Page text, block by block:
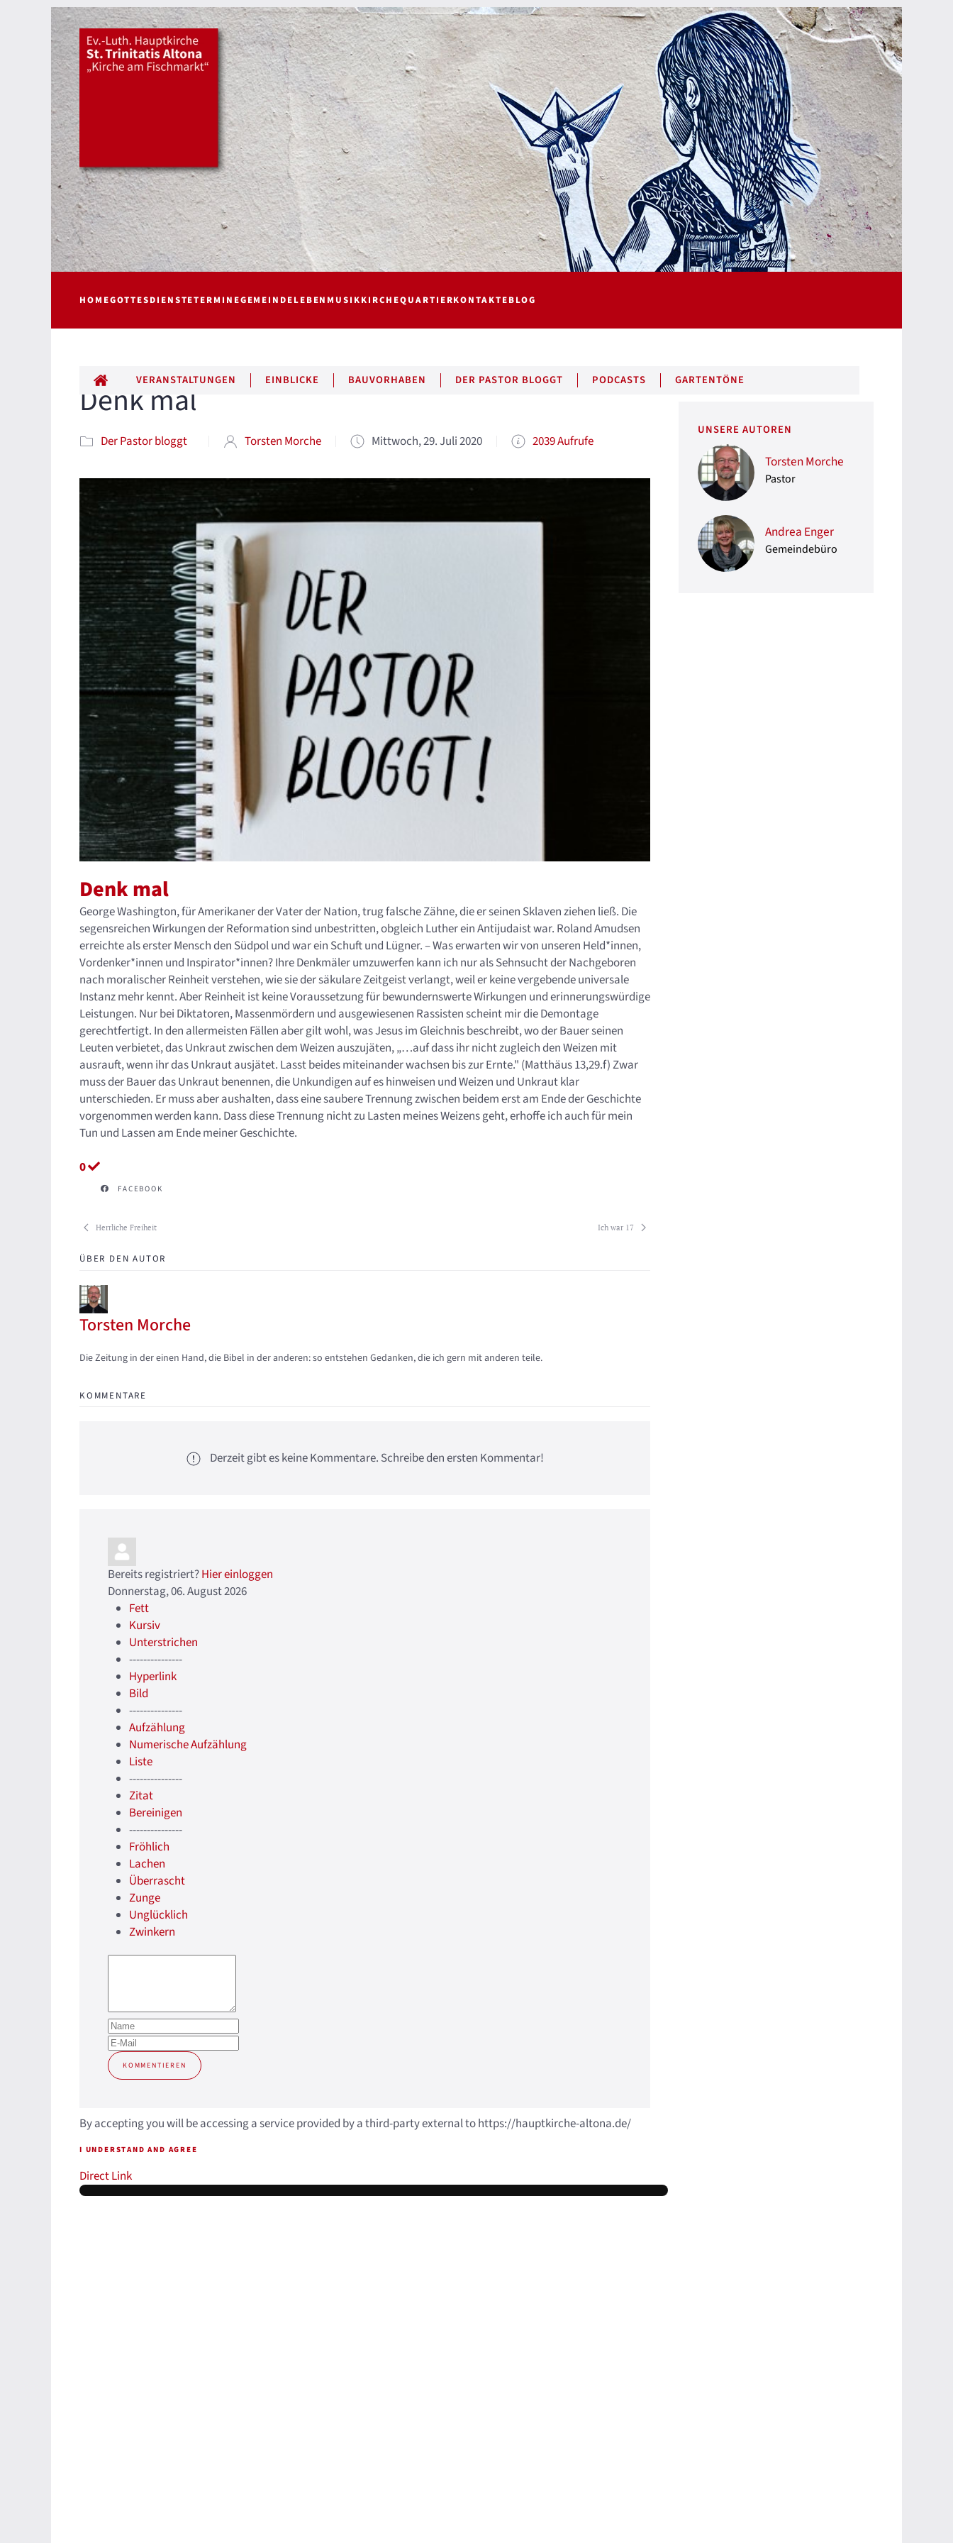
HOMEGOTTESDIENSTETERMINEGEMEINDELEBEN MUSIKKIRCHEQUARTIERKONTAKTEBLOG
ALLE BEITRÄGE
VERANSTALTUNGEN EINBLICKE BAUVORHABEN DER PASTOR BLOGGT PODCASTS GARTENTÖNE
Denk mal
Der Pastor bloggt Torsten Morche Mittwoch, 29. Juli 2020 2039 Aufrufe
Denk mal
George Washington, für Amerikaner der Vater der Nation, trug falsche Zähne, die er seinen Sklaven ziehen ließ. Die
segensreichen Wirkungen der Reformation sind unbestritten, obgleich Luther ein Antijudaist war. Roland Amudsen
erreichte als erster Mensch den Südpol und war ein Schuft und Lügner. – Was erwarten wir von unseren Held*innen,
Vordenker*innen und Inspirator*innen? Ihre Denkmäler umzuwerfen kann ich nur als Sehnsucht der Nachgeboren
nach moralischer Reinheit verstehen, wie sie der säkulare Zeitgeist verlangt, weil er keine vergebende universale
Instanz mehr kennt. Aber Reinheit ist keine Voraussetzung für bewundernswerte Wirkungen und erinnerungswürdige
Leistungen. Nur bei Diktatoren, Massenmördern und ausgewiesenen Rassisten scheint mir die Demontage
gerechtfertigt. In den allermeisten Fällen aber gilt wohl, was Jesus im Gleichnis beschreibt, wo der Bauer seinen
Leuten verbietet, das Unkraut zwischen dem Weizen auszujäten, „…auf dass ihr nicht zugleich den Weizen mit
ausrauft, wenn ihr das Unkraut ausjätet. Lasst beides miteinander wachsen bis zur Ernte." (Matthäus 13,29.f) Zwar
muss der Bauer das Unkraut benennen, die Unkundigen auf es hinweisen und Weizen und Unkraut klar
unterschieden. Er muss aber aushalten, dass eine saubere Trennung zwischen beidem erst am Ende der Geschichte
vorgenommen werden kann. Dass diese Trennung nicht zu Lasten meines Weizens geht, erhoffe ich auch für mein
Tun und Lassen am Ende meiner Geschichte.
0
FACEBOOK
Herrliche Freiheit Ich war 17
ÜBER DEN AUTOR
Torsten Morche
Updates abonnieren
Abo von Updates dieses Autors beenden
Die Zeitung in der einen Hand, die Bibel in der anderen: so entstehen Gedanken, die ich gern mit anderen teile.
KOMMENTARE
Derzeit gibt es keine Kommentare. Schreibe den ersten Kommentar!
Bereits registriert?Hier einloggen
Donnerstag, 06. August 2026
Fett
Kursiv
Unterstrichen
---------------
Hyperlink
Bild
---------------
Aufzählung
Numerische Aufzählung
Liste
---------------
Zitat
Bereinigen
---------------
Fröhlich
Lachen
Überrascht
Zunge
Unglücklich
Zwinkern
KOMMENTIEREN
By accepting you will be accessing a service provided by a third-party external to https://hauptkirche-altona.de/
I UNDERSTAND AND AGREE
Direct Link
UNSERE AUTOREN
Torsten Morche
Pastor
Andrea Enger
Gemeindebüro